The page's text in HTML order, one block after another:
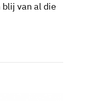
van al die